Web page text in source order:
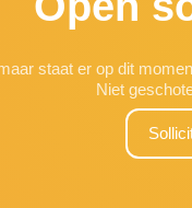
staat er op dit
Niet